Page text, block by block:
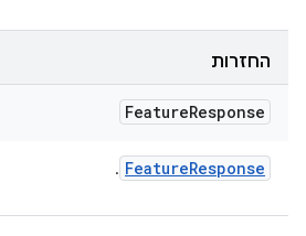
החזרות
FeatureResponse
FeatureResponse
.